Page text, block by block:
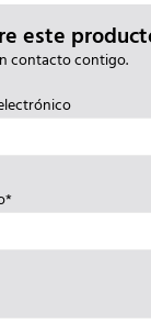
este
contacto contigo.